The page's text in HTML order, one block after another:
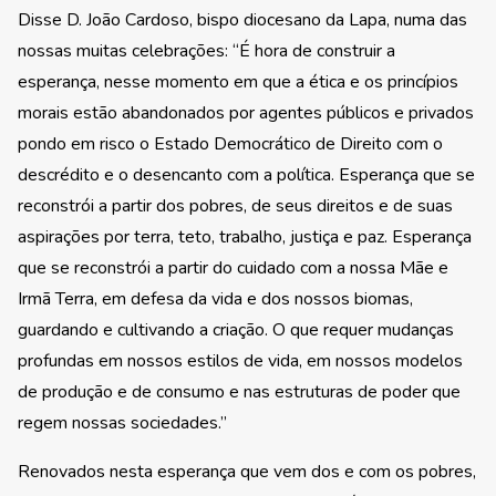
Disse D. João Cardoso, bispo diocesano da Lapa, numa das
nossas muitas celebrações: “É hora de construir a
esperança, nesse momento em que a ética e os princípios
morais estão abandonados por agentes públicos e privados
pondo em risco o Estado Democrático de Direito com o
descrédito e o desencanto com a política. Esperança que se
reconstrói a partir dos pobres, de seus direitos e de suas
aspirações por terra, teto, trabalho, justiça e paz. Esperança
que se reconstrói a partir do cuidado com a nossa Mãe e
Irmã Terra, em defesa da vida e dos nossos biomas,
guardando e cultivando a criação. O que requer mudanças
profundas em nossos estilos de vida, em nossos modelos
de produção e de consumo e nas estruturas de poder que
regem nossas sociedades.”
Renovados nesta esperança que vem dos e com os pobres,